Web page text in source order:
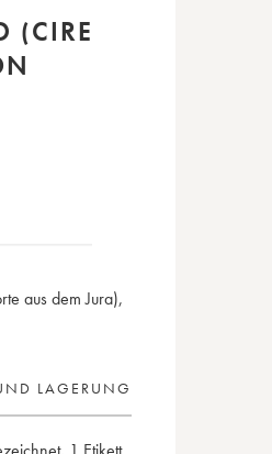
(CIRE
aus dem Jura),
LAGERUNG